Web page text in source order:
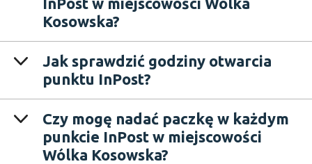
Kosowska?
Jak sprawdzić godziny otwarcia
punktu InPost?
Czy mogę nadać paczkę w każdym
punkcie InPost w miejscowości
Wólka Kosowska?